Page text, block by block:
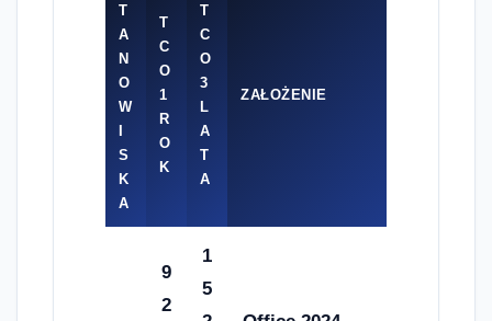
T
A
N
O
W
S
K
A
T
C
O
1
R
O
K
T
C
O
3
L
A
T
A
ZAŁOŻENIE
9
2
1
5